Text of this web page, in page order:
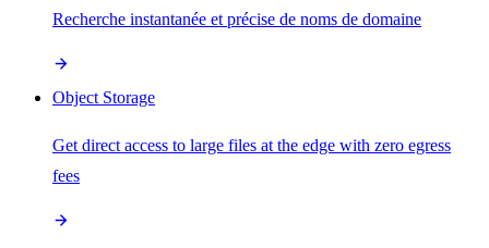
Recherche instantanée et précise de noms de domaine
Object Storage
Get direct access to large files at the edge with zero egress
fees